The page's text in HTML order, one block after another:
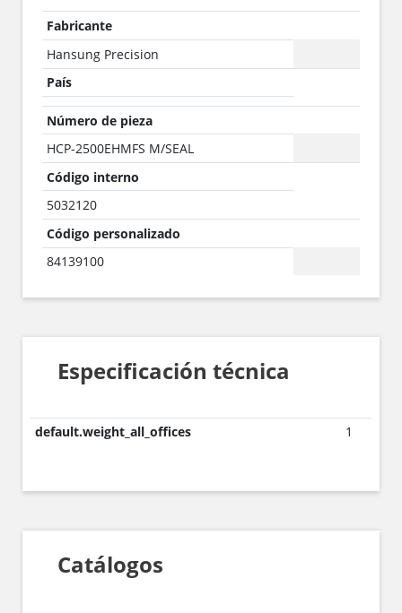
Fabricante
Hansung Precision
País
Número de pieza
HCP-2500EHMFS M/SEAL
Código interno
5032120
Código personalizado
84139100
Especificación técnica
default.weight_all_offices 1
Catálogos